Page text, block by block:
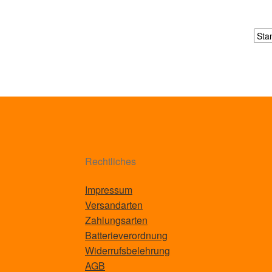
Rechtliches
Impressum
Versandarten
Zahlungsarten
Batterieverordnung
Widerrufsbelehrung
AGB